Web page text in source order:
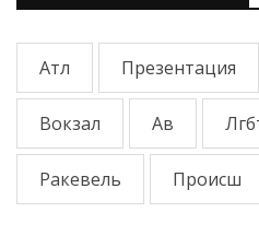
Атл Презентация
Вокзал Ав
Ракевель Происш